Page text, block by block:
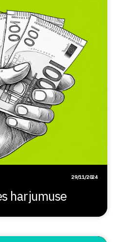
29/11/2024
harjumuse